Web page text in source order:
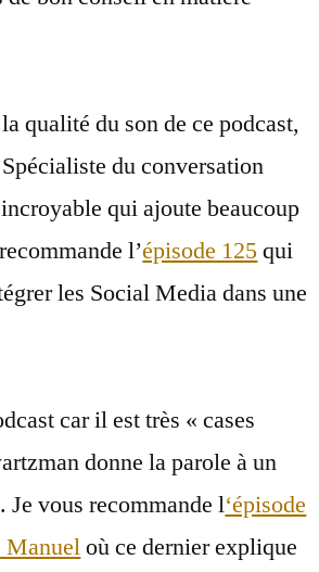
qualité du son de ce podcast,
du conversation
qui ajoute beaucoup
l’épisode 125qui
les Social Media dans une
car il est très « cases
donne la parole à un
Je vous recommande l‘épisode
où ce dernier explique